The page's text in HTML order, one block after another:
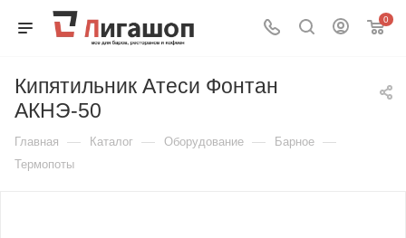
0
Кипятильник Атеси Фонтан
АКНЭ-50
Главная — Каталог — Оборудование — Барное —
Термопоты